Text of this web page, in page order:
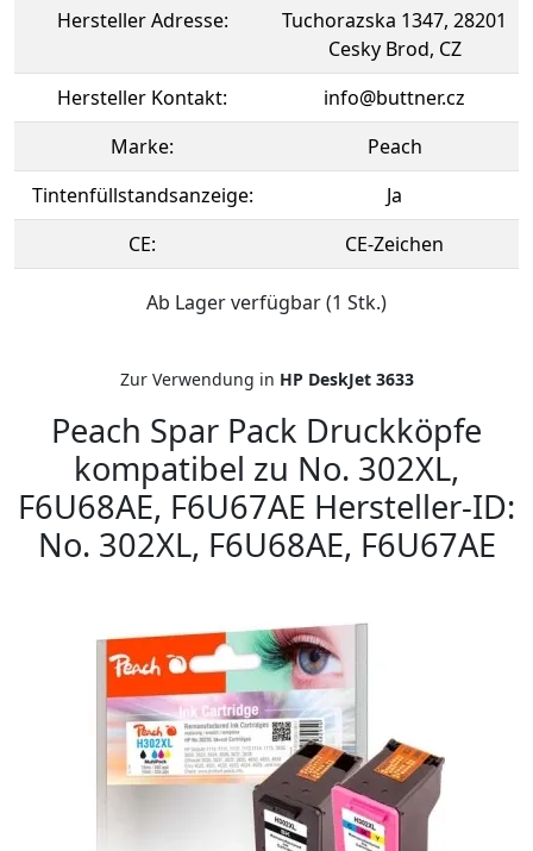
Hersteller Adresse:
Tuchorazska 1347, 28201
Cesky Brod, CZ
Hersteller Kontakt:
info@buttner.cz
Marke:
Peach
Tintenfüllstandsanzeige:
Ja
CE:
CE-Zeichen
Ab Lager verfügbar (1 Stk.)
Zur Verwendung in HP DeskJet 3633
Peach Spar Pack Druckköpfe
kompatibel zu No. 302XL,
F6U68AE, F6U67AE Hersteller-ID:
No. 302XL, F6U68AE, F6U67AE